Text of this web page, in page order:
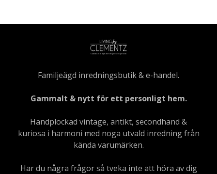
Familjeägd inredningsbutik & e-handel.
Gammalt & nytt för ett personligt hem.
Handplockad vintage, antikt, secondhand &
kuriosa i harmoni med noga utvald inredning från
kända varumärken.
Har du några frågor så tveka inte att höra av dig